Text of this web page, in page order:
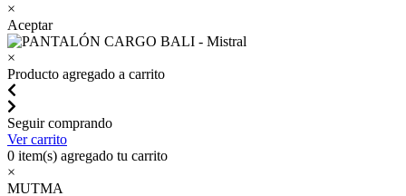
×
Aceptar
×
Producto agregado a carrito
Seguir comprando
Ver carrito
0 item(s) agregado tu carrito
×
MUTMA